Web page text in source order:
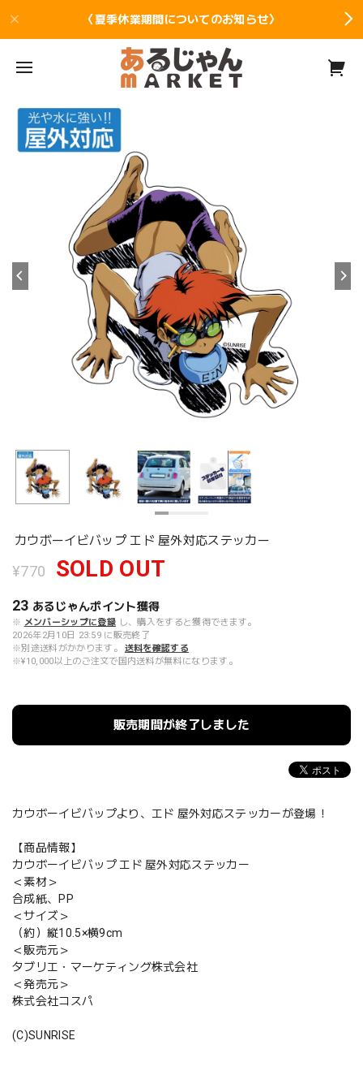
〈夏季休業期間についてのお知らせ〉
カウボーイビバップ エド 屋外対応ステッカー
¥770 SOLD OUT
23 あるじゃんポイント獲得
※ メンバーシップに登録 し、購入をすると獲得できます。
2026年2月10日 23:59 に販売終了
※別途送料がかかります。
送料を確認する
※¥10,000以上のご注文で国内送料が無料になります。
販売期間が終了しました
カウボーイビバップより、エド 屋外対応ステッカーが登場！
【商品情報】
カウボーイビバップ エド 屋外対応ステッカー
＜素材＞
合成紙、PP
＜サイズ＞
（約）縦10.5×横9cm
＜販売元＞
タブリエ・マーケティング株式会社
＜発売元＞
株式会社コスパ
(C)SUNRISE